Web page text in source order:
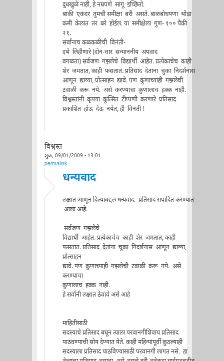
दुधखुळे नाही, हे नम्रपणे सांगू इच्छितो.
बाकी एकंदर तुमची समीक्षा बरी असते. बाळबोधपणा थोडा
कमी केलात तर बरे होईल. या समीक्षेला गुण- १०० पैकी
२१.
सर्वांनाच कळकळीची विनंती-
इथे लिहीणारे (दोन-चार सन्माननीय अपवाद
वगळता) सर्वजण गझलेचे विद्यार्थी आहेत. प्रत्येकाचेच काही
शेर जमतात, काही फसतात. प्रतिसाद देतांना चुका निदर्शनास
आणून द्याव्या, प्रोत्साहन द्यावे. पण कुणाच्याही गझलेची
टवाळी करू नये. असे करण्याचा कुणालाच हक्क नाही.
विश्वस्तांनी कृपया कुत्सित टीप्पणी करणारे प्रतिसाद
प्रकाशित होऊ देऊ नयेत, ही विनंती !
विश्वस्त
शुक्र, 09/01/2009 - 13:01
permalink
धन्यवाद
लक्षात आणून दिल्याबद्दल धन्यवाद. प्रतिसाद संपादित करण्यात
आला आहे.
सर्वजण गझलेचे
विद्यार्थी आहेत. प्रत्येकाचेच काही शेर जमतात, काही
फसतात. प्रतिसाद देतांना चुका निदर्शनास आणून द्याव्या,
प्रोत्साहन
द्यावे. पण कुणाच्याही गझलेची टवाळी करू नये. असे
करण्याचा
कुणालाच हक्क नाही.
हे सर्वांनी लक्षात ठेवावे असे आहे
माहितीसाठी
सदस्याचे प्रतिसाद बघून त्याला परवानगीशिवाय प्रतिसाद
पाठवण्याची सोय देण्यात येते. काही महिन्यांपूर्वी कुठल्याही
सदस्याला प्रतिसाद पाठविण्यासाठी परवानगी लागत नसे. हा